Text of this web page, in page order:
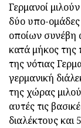
Γερμανοί
δύο υπο-
οποίων συνέβη
κατά μήκος
της νότιας
γερμανική
της χώρας
αυτές τις
διαλέκτους και